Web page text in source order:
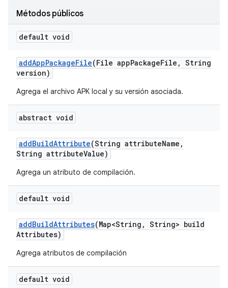
Métodos públicos
default void
addAppPackageFile(File appPackageFile , String
version)
Agrega el archivo APK local y su versión asociada.
abstract void
addBuildAttribute(String attributeName ,
String attributeValue)
Agrega un atributo de compilación.
default void
addBuildAttributes(Map<String , String> build
Attributes)
Agrega atributos de compilación
default void